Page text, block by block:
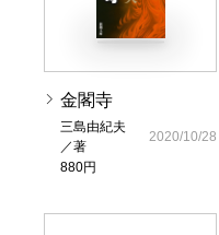
金閣寺
三島由紀夫
／著
880円
2020/10/28